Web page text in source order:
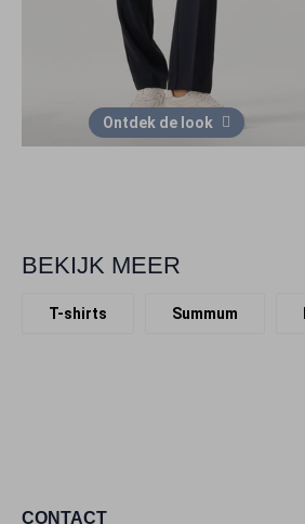
Ontdek de look
BEKIJK MEER
T-shirts Summum
CONTACT